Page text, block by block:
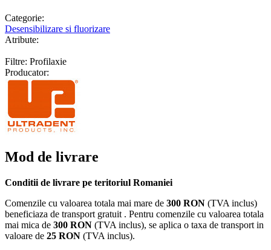
Categorie:
Desensibilizare si fluorizare
Atribute:
Filtre: Profilaxie
Producator:
Mod de livrare
Conditii de livrare pe teritoriul Romaniei
Comenzile cu valoarea totala mai mare de 300 RON (TVA inclus)
beneficiaza de transport gratuit . Pentru comenzile cu valoarea totala
mai mica de 300 RON (TVA inclus), se aplica o taxa de transport in
valoare de 25 RON (TVA inclus).